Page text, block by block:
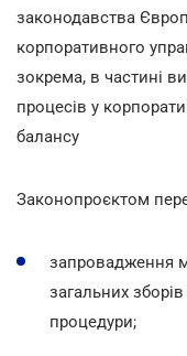
законодавства
корпоративного
зокрема, в частині
процесів у
балансу
Законопроєктом
запровадження
загальних
процедури;